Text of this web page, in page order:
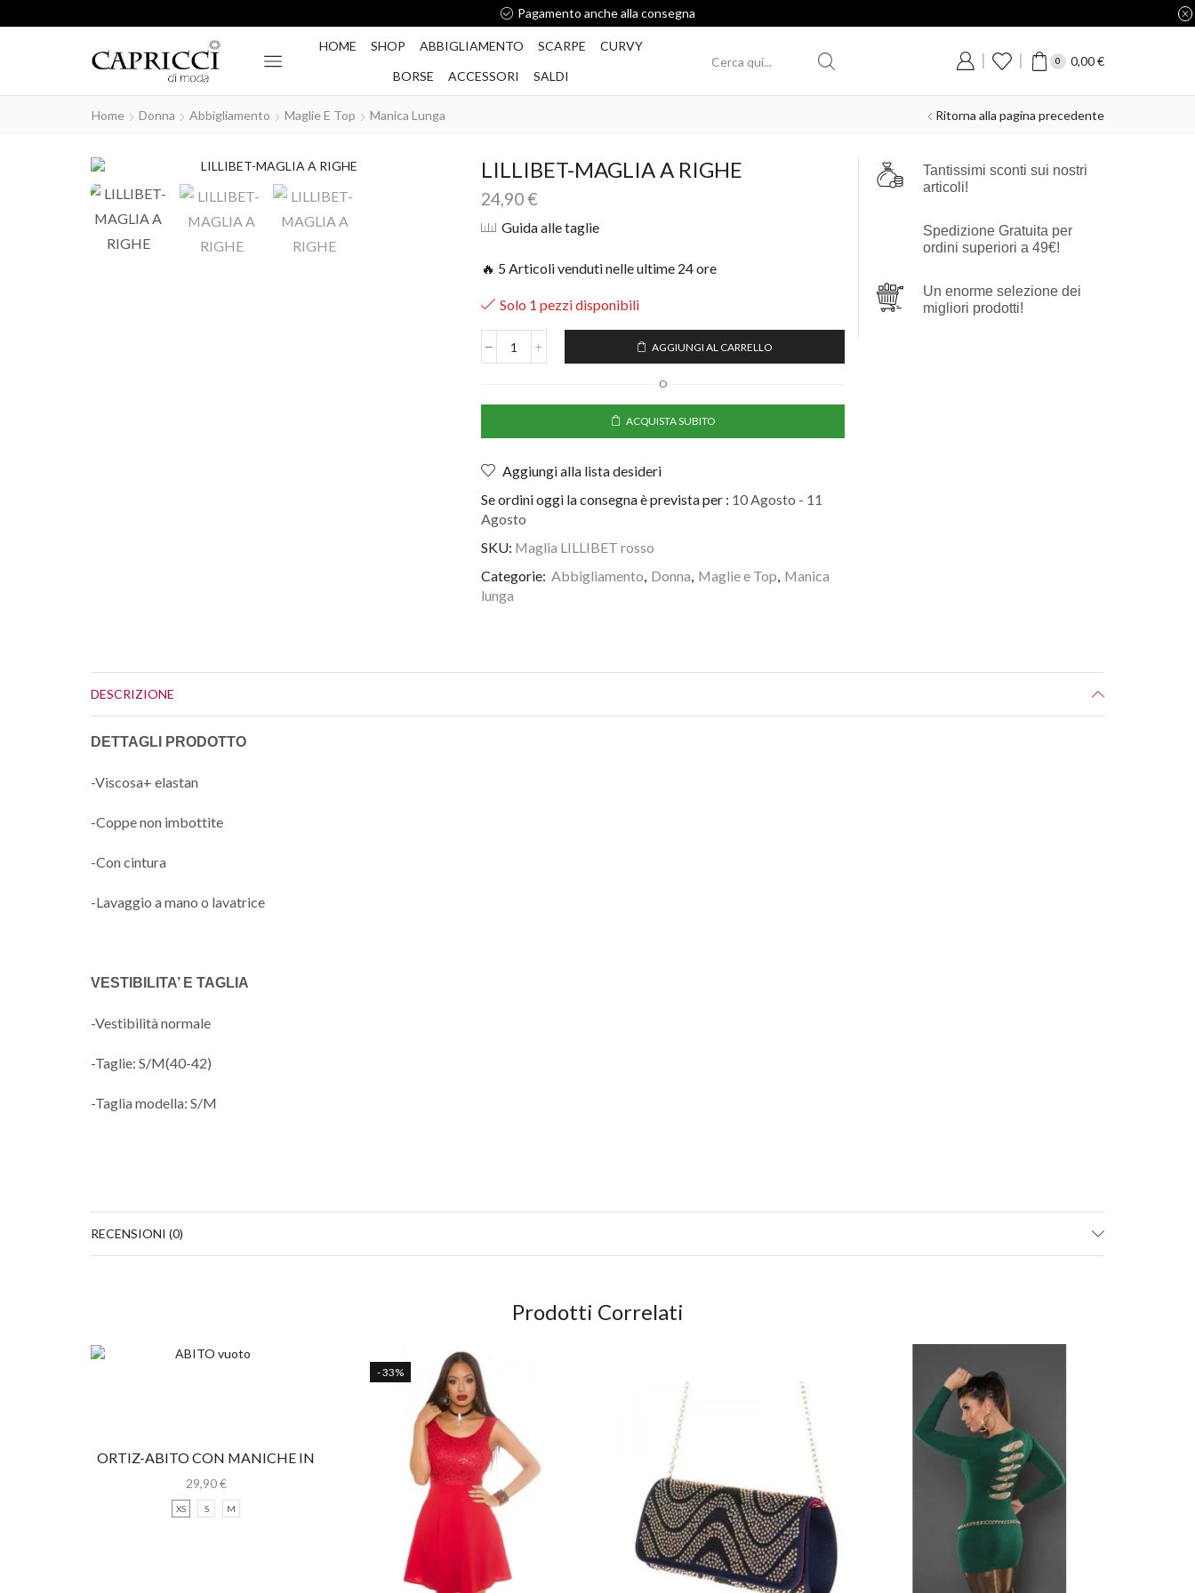
Pagamento anche alla consegna
HOME SHOP ABBIGLIAMENTO SCARPE
CURVY
BORSE
ACCESSORI SALDI
0 0,00€
Home Donna Abbigliamento Maglie E Top Manica Lunga Ritorna alla pagina precedente
LILLIBET-MAGLIA A RIGHE
24,90€
Guida alle taglie
🔥 5 Articoli venduti nelle ultime 24 ore
Solo 1 pezzi disponibili
AGGIUNGI AL CARRELLO
O
ACQUISTA SUBITO
Aggiungi alla lista desideri
Se ordini oggi la consegna è prevista per : 10 Agosto - 11
Agosto
SKU: Maglia LILLIBET rosso
Categorie: Abbigliamento Donna Maglie e Top Manica
lunga
Tantissimi sconti sui nostri
articoli!
Spedizione Gratuita per
ordini superiori a 49€!
Un enorme selezione dei
migliori prodotti!
DESCRIZIONE
DETTAGLI PRODOTTO
-Viscosa+ elastan
-Coppe non imbottite
-Con cintura
-Lavaggio a mano o lavatrice
VESTIBILITA’ E TAGLIA
-Vestibilità normale
-Taglie: S/M(40-42)
-Taglia modella: S/M
RECENSIONI (0)
Prodotti Correlati
ORTIZ-ABITO CON MANICHE IN
PIZZO
29,90€
XS S M
- 33%